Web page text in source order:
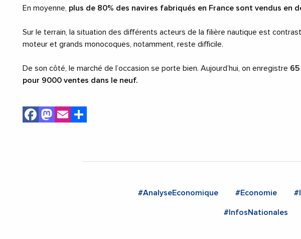
En moyenne, plus de 80% des navires fabriqués en France sont vendus en
Sur le terrain, la situation des différents acteurs de la filière nautique est
moteur et grands monocoques, notamment, reste difficile.
De son côté, le marché de l’occasion se porte bien. Aujourd’hui, on enregistre
pour 9000 ventes dans le neuf.
Facebook
Mastodon
Email
#AnalyseEconomique #Economie
#InfosNationales